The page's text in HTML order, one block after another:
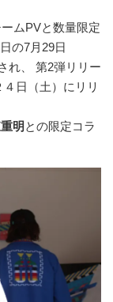
ムPVと数量限定
の7月29日
れ、 第2弾リリー
日（土）にリリ
明 との限定コラ